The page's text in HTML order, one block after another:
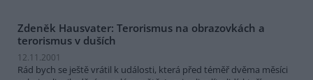
Zdeněk Hausvater: Terorismus na obrazovkách a
terorismus v duších
12.11.2001
Rád bych se ještě vrátil k události, která před téměř dvěma měsíci